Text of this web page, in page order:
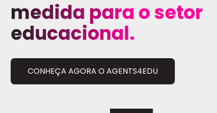
medida para o setor
educacional.
CONHEÇA AGORA O AGENTS4EDU